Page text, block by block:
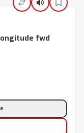
fwd